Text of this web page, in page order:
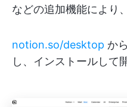
などの追加機能により
notion.so/desktop か
し、インストールして